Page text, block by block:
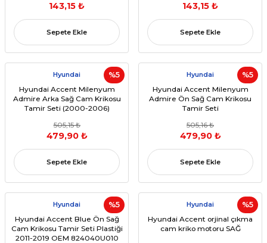
143,15 ₺
Sepete Ekle
143,15 ₺
Sepete Ekle
%5
Hyundai
Hyundai Accent Milenyum
Admire Arka Sağ Cam Krikosu
Tamir Seti (2000-2006)
505,15 ₺
479,90 ₺
Sepete Ekle
%5
Hyundai
Hyundai Accent Milenyum
Admire Ön Sağ Cam Krikosu
Tamir Seti
505,16 ₺
479,90 ₺
Sepete Ekle
%5
Hyundai
Hyundai Accent Blue Ön Sağ
Cam Krikosu Tamir Seti Plastiği
2011-2019 OEM 824040U010
%5
Hyundai
Hyundai Accent orjinal çıkma
cam kriko motoru SAĞ